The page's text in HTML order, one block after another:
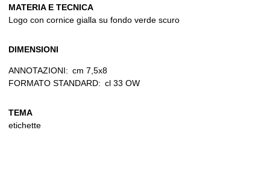
MATERIA E TECNICA
Logo con cornice gialla su fondo verde scuro
DIMENSIONI
ANNOTAZIONI: cm 7,5x8
FORMATO STANDARD: cl 33 OW
TEMA
etichette